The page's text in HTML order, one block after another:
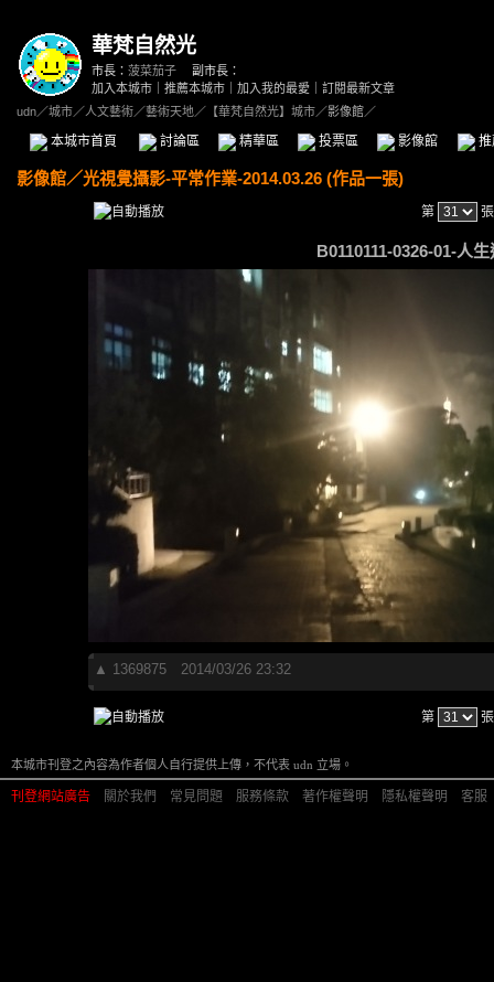
華梵自然光
市長： 菠菜茄子
副市長：
加入本城市
推薦本城市 加入我的最愛
訂閱最新文章
udn／城市／人文藝術／藝術天地／ 【華梵自然光】城市／影像館／
本城市首頁 討論區 精華區 投票區 影像館
影像館／光視覺攝影-平常作業-2014.03.26 (作品一張)
第
B0110111-0326-01-人生
▲ 1369875 2014/03/26 23:32
第
本城市刊登之內容為作者個人自行提供上傳，不代表 udn 立場。
刊登網站廣告 關於我們 常見問題 服務條款 著作權聲明 隱私權聲明 客服